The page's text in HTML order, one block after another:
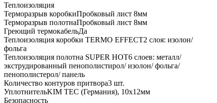
Теплоизоляция
Терморазрыв коробкиПробковый лист 8мм
Терморазрыв полотнаПробковый лист 8мм
Греющий термокабельДа
Теплоизоляция коробки TERMO EFFECT2 слоя: изолон/
фольга
Теплоизоляция полотна SUPER НОТ6 слоев: металл/
экструдированный пенополистирол/ изолон/ фольга/
пенополистерол/ панель
Количество контуров притвора3 шт.
УплотнительKIM ТЕС (Германия), 10x12мм
Безопасность